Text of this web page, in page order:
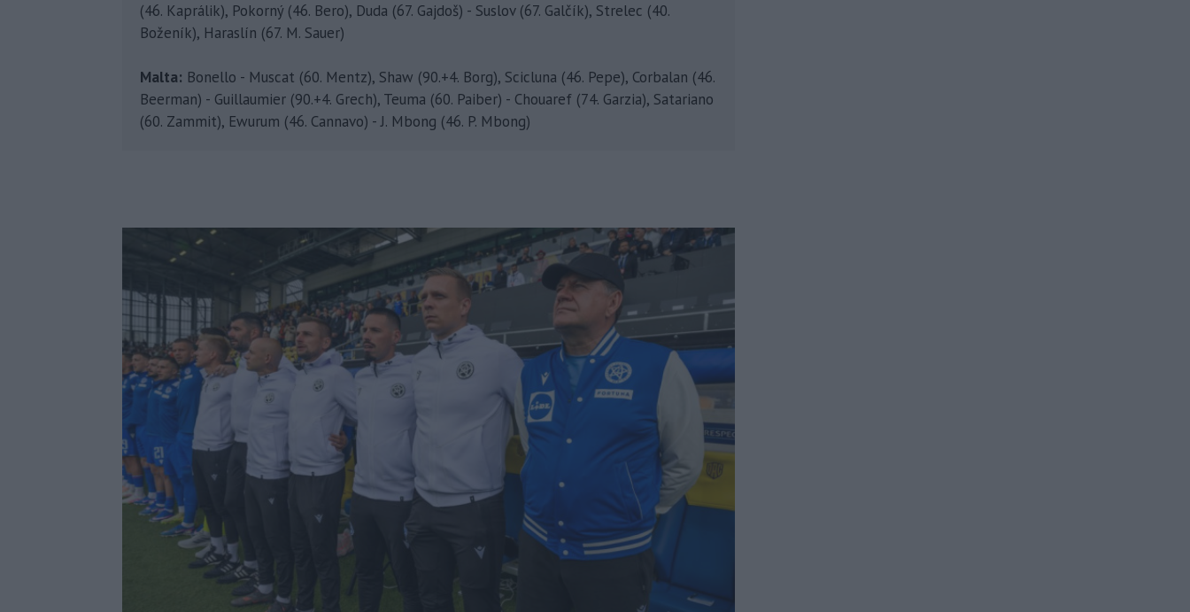
(46. Kaprálik), Pokorný (46. Bero), Duda (67. Gajdoš) - Suslov (67. Galčík), Strelec (40.
Boženík), Haraslín (67. M. Sauer)
Malta: Bonello - Muscat (60. Mentz), Shaw (90.+4. Borg), Scicluna (46. Pepe), Corbalan (46.
Beerman) - Guillaumier (90.+4. Grech), Teuma (60. Paiber) - Chouaref (74. Garzia), Satariano
(60. Zammit), Ewurum (46. Cannavo) - J. Mbong (46. P. Mbong)